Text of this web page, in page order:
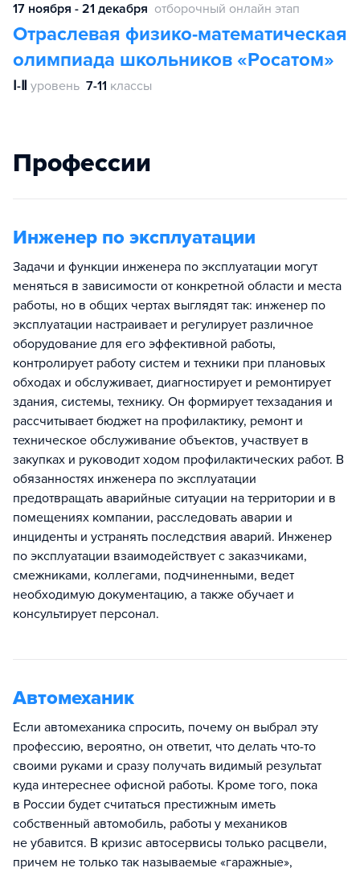
17 ноября - 21 декабря отборочный онлайн этап
Отраслевая физико-математическая
олимпиада школьников «Росатом»
Ⅰ-Ⅱ уровень 7-11 классы
Профессии
Инженер по эксплуатации
Задачи и функции инженера по эксплуатации могут
меняться в зависимости от конкретной области и места
работы, но в общих чертах выглядят так: инженер по
эксплуатации настраивает и регулирует различное
оборудование для его эффективной работы,
контролирует работу систем и техники при плановых
обходах и обслуживает, диагностирует и ремонтирует
здания, системы, технику. Он формирует техзадания и
рассчитывает бюджет на профилактику, ремонт и
техническое обслуживание объектов, участвует в
закупках и руководит ходом профилактических работ. В
обязанностях инженера по эксплуатации
предотвращать аварийные ситуации на территории и в
помещениях компании, расследовать аварии и
инциденты и устранять последствия аварий. Инженер
по эксплуатации взаимодействует с заказчиками,
смежниками, коллегами, подчиненными, ведет
необходимую документацию, а также обучает и
консультирует персонал.
Автомеханик
Если автомеханика спросить, почему он выбрал эту
профессию, вероятно, он ответит, что делать что-то
своими руками и сразу получать видимый результат
куда интереснее офисной работы. Кроме того, пока
в России будет считаться престижным иметь
собственный автомобиль, работы у механиков
не убавится. В кризис автосервисы только расцвели,
причем не только так называемые «гаражные»,